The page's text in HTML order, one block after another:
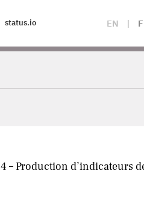
status.io EN |
– Production d’indicateurs